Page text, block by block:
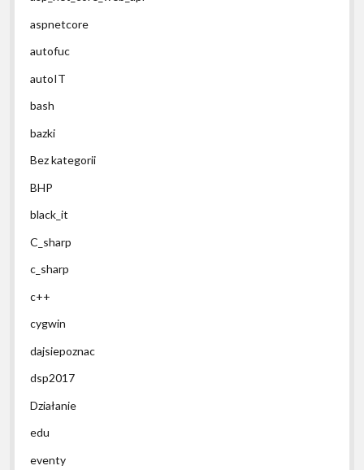
aspnetcore
autofuc
autoIT
bash
bazki
Bez kategorii
BHP
black_it
C_sharp
c_sharp
c++
cygwin
dajsiepoznac
dsp2017
Działanie
edu
eventy